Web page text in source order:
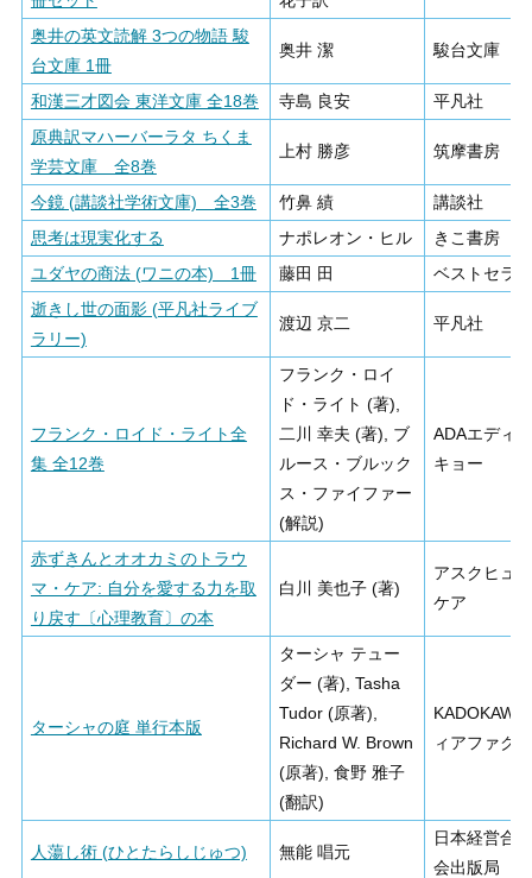
奥井の英文読解 3つの物語 駿
台文庫 1冊
奥井 潔 駿台文庫
和漢三才図会 東洋文庫 全18巻 寺島 良安
平凡社
原典訳マハーバーラタ ちくま
学芸文庫 全8巻
上村 勝彦 筑摩書房
今鏡 (講談社学術文庫) 全3巻 竹鼻 績
講談社
思考は現実化する
ナポレオン・ヒル
きこ書房
ユダヤの商法 (ワニの本) 1冊
藤田 田
ベストセラ
逝きし世の面影 (平凡社ライブ
ラリー)
渡辺 京二 平凡社
フランク・ロイド・ライト全
集 全12巻
フランク・ロイ
ド・ライト (著),
二川 幸夫 (著), ブ
ルース・ブルック
ス・ファイファー
(解説)
ADAエディ
キョー
赤ずきんとオオカミのトラウ
マ・ケア: 自分を愛する力を取
り戻す〔心理教育〕の本
白川 美也子 (著)
アスクヒュ
ケア
ターシャの庭 単行本版
ターシャ テュー
ダー (著), Tasha
Tudor (原著),
Richard W. Brown
(原著), 食野 雅子
(翻訳)
ィアファク
人蕩し術 (ひとたらしじゅつ) 無能 唱元
日本経営合
会出版局